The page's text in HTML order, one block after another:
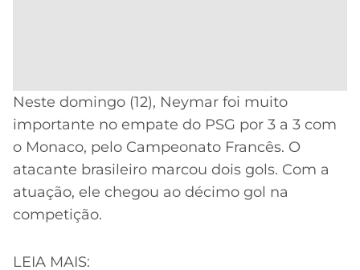
Neste domingo (12), Neymar foi muito
importante no empate do PSG por 3 a 3 com
o Monaco, pelo Campeonato Francês. O
atacante brasileiro marcou dois gols. Com a
atuação, ele chegou ao décimo gol na
competição.
LEIA MAIS: